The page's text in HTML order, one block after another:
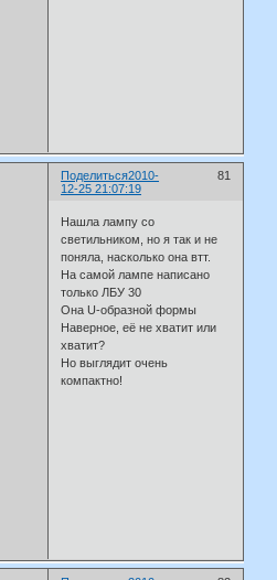
Поделиться 81
2010-
12-25 21:07:19
Нашла лампу со
светильником, но я так и не
поняла, насколько она втт.
На самой лампе написано
только ЛБУ 30
Она U-образной формы
Наверное, её не хватит или
хватит?
Но выглядит очень
компактно!